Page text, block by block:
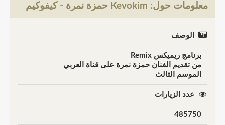
معلومات حول: Kevokim حمزة نمرة - كيفوكيم
الوصف
برنامج ريميكس Remix
من تقديم الفنان حمزة نمرة على قناة العربي
الموسم الثالث
عدد الزيارات
485750